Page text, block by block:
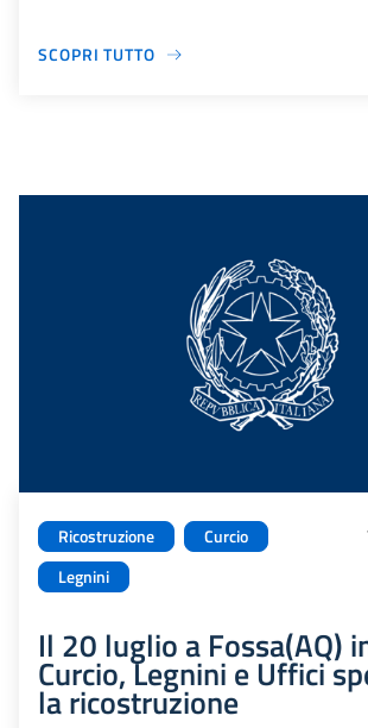
SCOPRI TUTTO
Ricostruzione
Curcio
Legnini
Il 20 luglio a Fossa(AQ)
Curcio, Legnini e Uffici
la ricostruzione